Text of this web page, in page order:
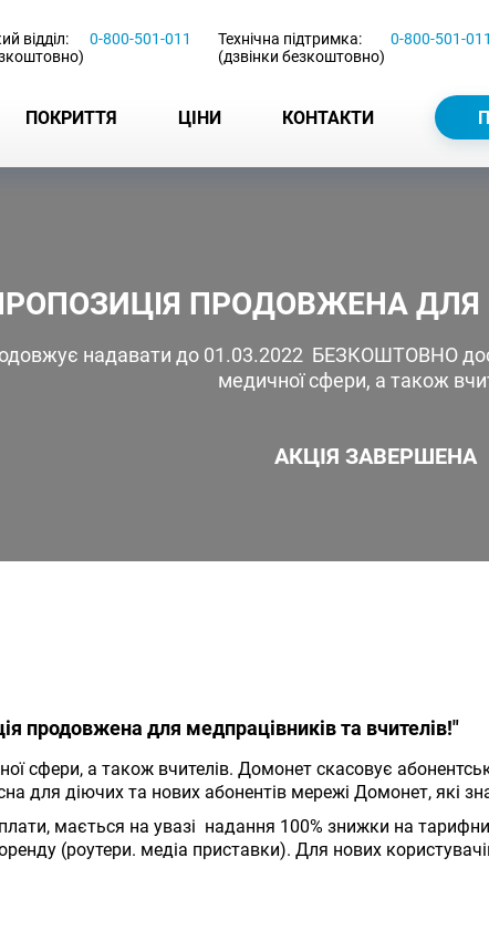
відділ:
0-800-501-011
Технічна підтримка:
(дзвінки безкоштовно)
0-800-501-011
ПОКРИТТЯ ЦІНИ КОНТАКТИ
ПРОДОВЖЕНА ДЛЯ
надавати до 01.03.2022 БЕЗКОШТОВНО
медичної сфери, а також
АКЦІЯ ЗАВЕРШЕНА
продовжена для медпрацівників та вчителів!"
сфери, а також вчителів. Домонет скасовує
для діючих та нових абонентів мережі Домонет, які
мається на увазі надання 100% знижки на
(роутери. медіа приставки). Для нових